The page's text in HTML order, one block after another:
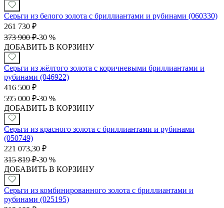
Серьги из белого золота с бриллиантами и рубинами (060330)
261 730 ₽
373 900 ₽-30 %
ДОБАВИТЬ В КОРЗИНУ
Серьги из жёлтого золота с коричневыми бриллиантами и
рубинами (046922)
416 500 ₽
595 000 ₽-30 %
ДОБАВИТЬ В КОРЗИНУ
Серьги из красного золота с бриллиантами и рубинами
(050749)
221 073,30 ₽
315 819 ₽-30 %
ДОБАВИТЬ В КОРЗИНУ
Серьги из комбинированного золота с бриллиантами и
рубинами (025195)